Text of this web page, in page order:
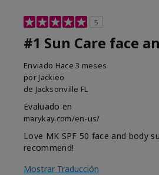
5
#1 Sun Care face
Enviado Hace 3 meses
por Jackieo
de Jacksonville FL
Evaluado en
marykay.com/en-us/
Love MK SPF 50 face and body
recommend!
Mostrar Traducción